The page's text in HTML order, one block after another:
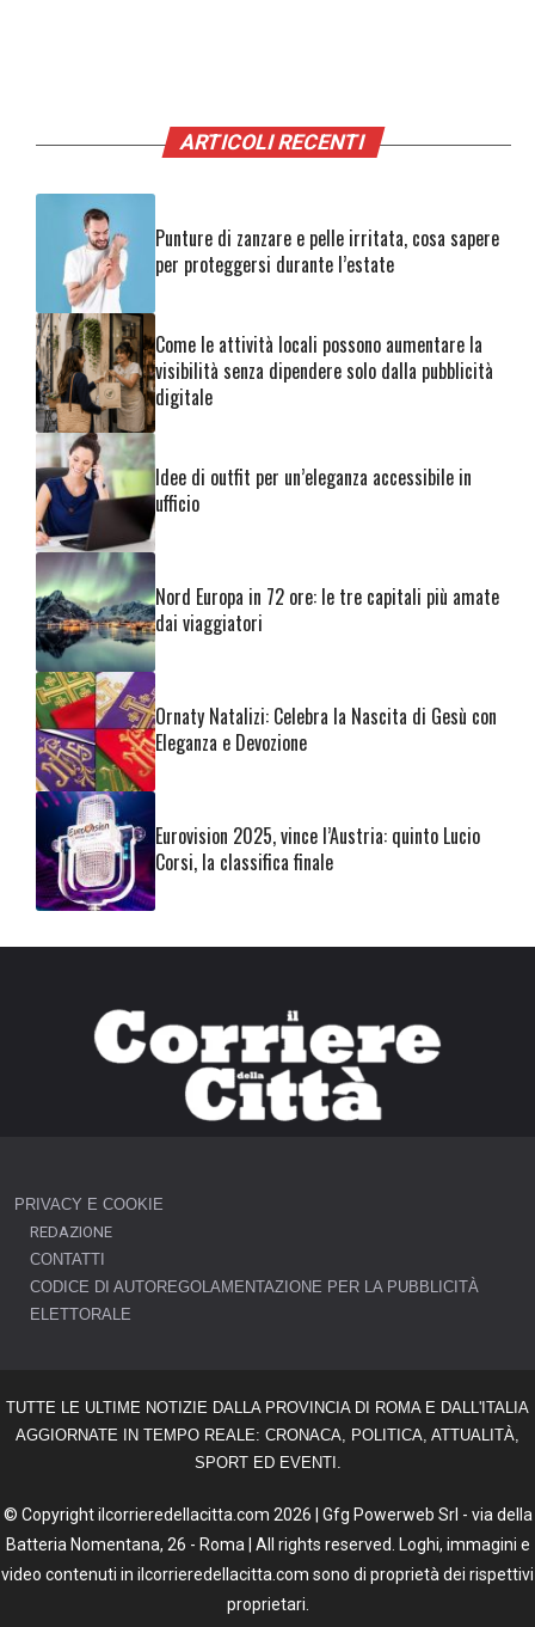
ARTICOLI RECENTI
Punture di zanzare e pelle irritata, cosa sapere
per proteggersi durante l’estate
Come le attività locali possono aumentare la
visibilità senza dipendere solo dalla pubblicità
digitale
Idee di outfit per un’eleganza accessibile in
ufficio
Nord Europa in 72 ore: le tre capitali più amate
dai viaggiatori
Ornaty Natalizi: Celebra la Nascita di Gesù con
Eleganza e Devozione
Eurovision 2025, vince l’Austria: quinto Lucio
Corsi, la classifica finale
PRIVACY E COOKIE
REDAZIONE
CONTATTI
CODICE DI AUTOREGOLAMENTAZIONE PER LA PUBBLICITÀ
ELETTORALE
TUTTE LE ULTIME NOTIZIE DALLA PROVINCIA DI ROMA E DALL'ITALIA
AGGIORNATE IN TEMPO REALE: CRONACA, POLITICA, ATTUALITÀ,
SPORT ED EVENTI.
© Copyright ilcorrieredellacitta.com 2026 | Gfg Powerweb Srl - via della
Batteria Nomentana, 26 - Roma | All rights reserved. Loghi, immagini e
video contenuti in ilcorrieredellacitta.com sono di proprietà dei rispettivi
proprietari.